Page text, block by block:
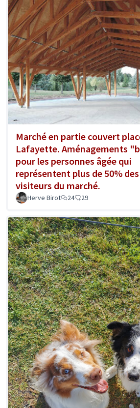
Marché en partie couvert
Lafayette. Aménagements
pour les personnes âgée qui
représentent plus de 50% des
visiteurs du marché.
Herve Birot 24 29